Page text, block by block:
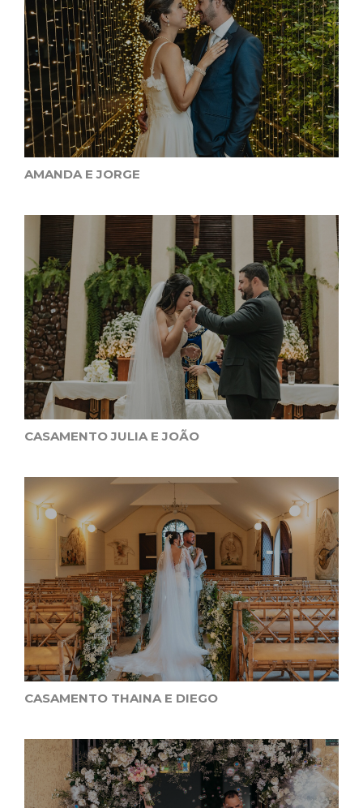
AMANDA E JORGE
CASAMENTO JULIA E JOÃO
CASAMENTO THAINA E DIEGO